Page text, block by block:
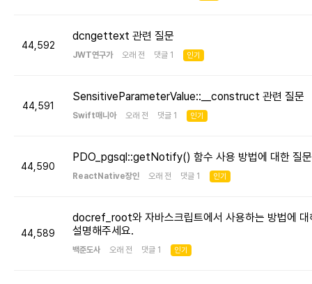
44,592
dcngettext 관련 질문
JWT연구가 오래 전 댓글 1 인기
44,591
SensitiveParameterValue::__construct 관련 질문
Swift매니아 오래 전 댓글 1 인기
44,590
PDO_pgsql::getNotify() 함수 사용 방법에 대한 질문
ReactNative장인 오래 전 댓글 1 인기
44,589
docref_root와 자바스크립트에서 사용하는 방법에 대
설명해주세요.
백준도사 오래 전 댓글 1 인기